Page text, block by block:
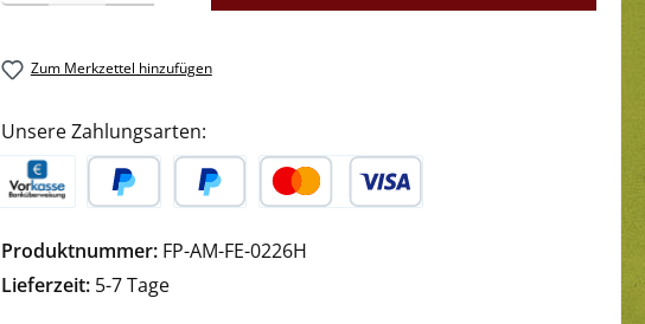
Zum Merkzettel hinzufügen
Unsere Zahlungsarten:
Produktnummer: FP-AM-FE-0226H
Lieferzeit: 5-7 Tage